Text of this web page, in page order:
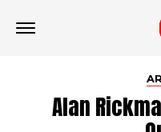
Alan
Ir a